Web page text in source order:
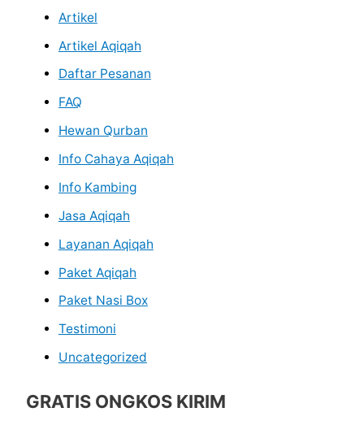
Artikel
Artikel Aqiqah
Daftar Pesanan
FAQ
Hewan Qurban
Info Cahaya Aqiqah
Info Kambing
Jasa Aqiqah
Layanan Aqiqah
Paket Aqiqah
Paket Nasi Box
Testimoni
Uncategorized
GRATIS ONGKOS KIRIM